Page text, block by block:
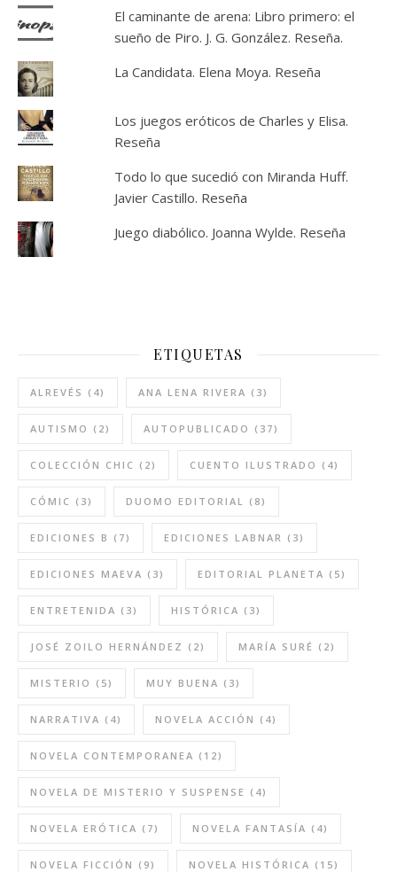
El caminante de arena: Libro primero: el
sueño de Piro. J. G. González. Reseña.
La Candidata. Elena Moya. Reseña
Los juegos eróticos de Charles y Elisa.
Reseña
Todo lo que sucedió con Miranda Huff.
Javier Castillo. Reseña
Juego diabólico. Joanna Wylde. Reseña
ETIQUETAS
ALREVÉS (4) ANA LENA RIVERA (3)
AUTISMO (2) AUTOPUBLICADO (37)
COLECCIÓN CHIC (2) CUENTO ILUSTRADO (4)
CÓMIC (3) DUOMO EDITORIAL (8)
EDICIONES B (7) EDICIONES LABNAR (3)
EDICIONES MAEVA (3) EDITORIAL PLANETA (5)
ENTRETENIDA (3) HISTÓRICA (3)
JOSÉ ZOILO HERNÁNDEZ (2) MARÍA SURÉ (2)
MISTERIO (5) MUY BUENA (3)
NARRATIVA (4) NOVELA ACCIÓN (4)
NOVELA CONTEMPORANEA (12)
NOVELA DE MISTERIO Y SUSPENSE (4)
NOVELA ERÓTICA (7) NOVELA FANTASÍA (4)
NOVELA FICCIÓN (9) NOVELA HISTÓRICA (15)